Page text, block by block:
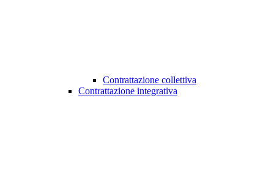
Contrattazione collettiva
Contrattazione integrativa